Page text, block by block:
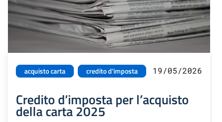
acquisto carta credito d'imposta 19/05/2026
Credito d’imposta per l’acquisto
della carta 2025